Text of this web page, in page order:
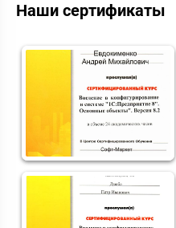
Наши сертификаты